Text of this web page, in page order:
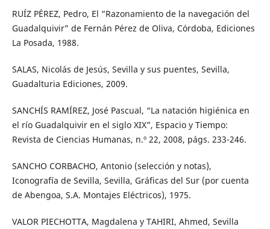
RUÍZ PÉREZ, Pedro, El “Razonamiento de la navegación del
Guadalquivir” de Fernán Pérez de Oliva, Córdoba, Ediciones
La Posada, 1988.
SALAS, Nicolás de Jesús, Sevilla y sus puentes, Sevilla,
Guadalturia Ediciones, 2009.
SANCHÍS RAMÍREZ, José Pascual, “La natación higiénica en
el río Guadalquivir en el siglo XIX”, Espacio y Tiempo:
Revista de Ciencias Humanas, n.º 22, 2008, págs. 233-246.
SANCHO CORBACHO, Antonio (selección y notas),
Iconografía de Sevilla, Sevilla, Gráficas del Sur (por cuenta
de Abengoa, S.A. Montajes Eléctricos), 1975.
VALOR PIECHOTTA, Magdalena y TAHIRI, Ahmed, Sevilla